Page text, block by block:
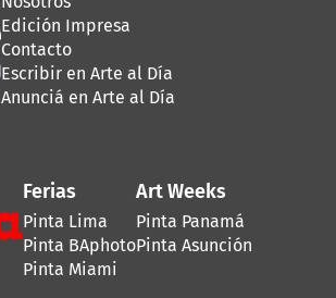
Edición Impresa
Contacto
Escribir en Arte al Día
Anunciá en Arte al Día
Ferias
Pinta Lima
Pinta BAphoto
Pinta Miami
Art Weeks
Pinta Panamá
Pinta Asunción